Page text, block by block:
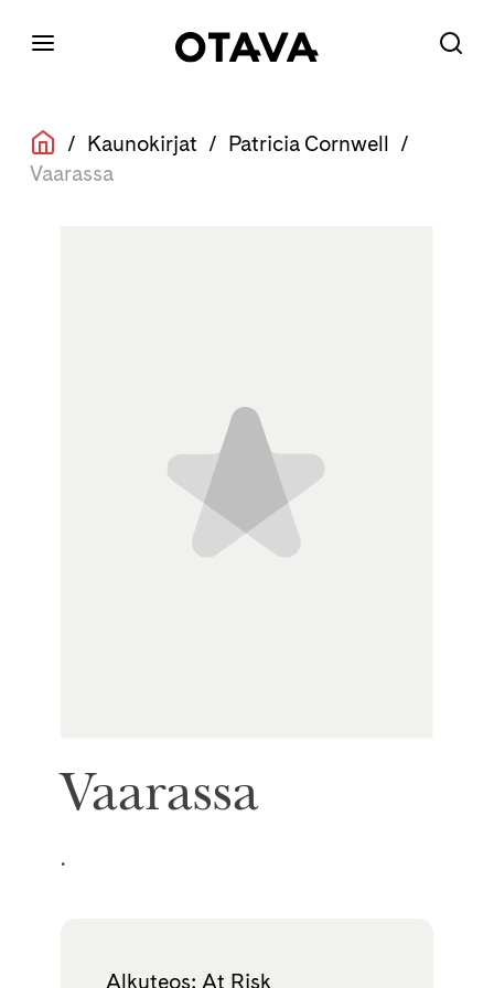
/ Kaunokirjat / Patricia Cornwell /
Vaarassa
Vaarassa
.
Alkuteos: At Risk